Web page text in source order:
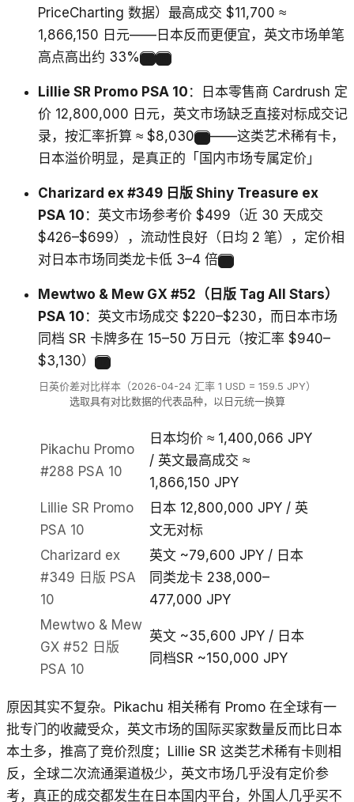
PriceCharting 数据）最高成交 $11,700 ≈
1,866,150 日元——日本反而更便宜，英文市场单笔
高点高出约 33%
Lillie SR Promo PSA 10 ：日本零售商 Cardrush 定
价 12,800,000 日元，英文市场缺乏直接对标成交记
录，按汇率折算 ≈ $8,030
——这类艺术稀有卡，
日本溢价明显，是真正的「国内市场专属定价」
Charizard ex #349 日版 Shiny Treasure ex
PSA 10 ：英文市场参考价 $499（近 30 天成交
$426–$699），流动性良好（日均 2 笔），定价相
对日本市场同类龙卡低 3–4 倍
Mewtwo & Mew GX #52（日版 Tag All Stars）
PSA 10 ：英文市场成交 $220–$230，而日本市场
同档 SR 卡牌多在 15–50 万日元（按汇率 $940–
$3,130）
日英价差对比样本（2026-04-24 汇率 1 USD = 159.5 JPY）
选取具有对比数据的代表品种，以日元统一换算
Pikachu Promo
#288 PSA 10
日本均价 ≈ 1,400,066 JPY
/ 英文最高成交 ≈
1,866,150 JPY
Lillie SR Promo
PSA 10
日本 12,800,000 JPY / 英
文无对标
Charizard ex
#349 日版 PSA
10
英文 ~79,600 JPY / 日本
同类龙卡 238,000–
477,000 JPY
Mewtwo & Mew
GX #52 日版
PSA 10
英文 ~35,600 JPY / 日本
同档SR ~150,000 JPY
原因其实不复杂。Pikachu 相关稀有 Promo 在全球有一
批专门的收藏受众，英文市场的国际买家数量反而比日本
本土多，推高了竞价烈度；Lillie SR 这类艺术稀有卡则相
反，全球二次流通渠道极少，英文市场几乎没有定价参
考，真正的成交都发生在日本国内平台，外国人几乎买不